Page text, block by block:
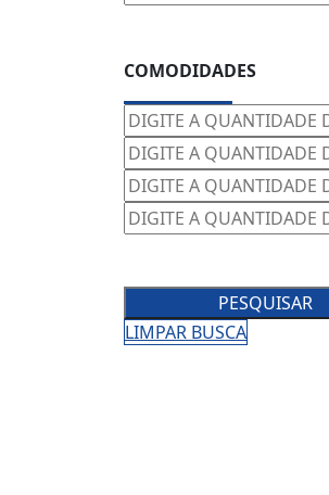
COMODIDADES
PESQUISAR
LIMPAR BUSCA